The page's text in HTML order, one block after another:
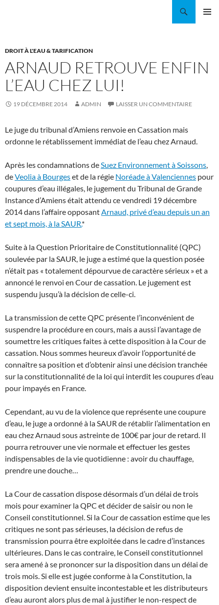
DROIT À L'EAU & TARIFICATION
ARNAUD RETROUVE ENFIN
L’EAU CHEZ LUI!
19 DÉCEMBRE 2014 ADMIN LAISSER UN COMMENTAIRE
Le juge du tribunal d’Amiens renvoie en Cassation mais
ordonne le rétablissement immédiat de l’eau chez Arnaud.
Après les condamnations deSuez Environnement à Soissons,
deVeolia à Bourgeset de la régie Noréade à Valenciennes pour
coupures d’eau illégales, le jugement du Tribunal de Grande
Instance d’Amiens était attendu ce vendredi 19 décembre
2014 dans l’affaire opposantArnaud, privé d’eau depuis un an
et sept mois, à la SAUR.*
Suite à la Question Prioritaire de Constitutionnalité (QPC)
soulevée par la SAUR, le juge a estimé que la question posée
n’était pas « totalement dépourvue de caractère sérieux » et a
annoncé le renvoi en Cour de cassation. Le jugement est
suspendu jusqu’à la décision de celle-ci.
La transmission de cette QPC présente l’inconvénient de
suspendre la procédure en cours, mais a aussi l’avantage de
soumettre les critiques faites à cette disposition à la Cour de
cassation. Nous sommes heureux d’avoir l’opportunité de
connaître sa position et d’obtenir ainsi une décision tranchée
sur la constitutionnalité de la loi qui interdit les coupures d’eau
pour impayés en France.
Cependant, au vu de la violence que représente une coupure
d’eau, le juge a ordonné à la SAUR de rétablir l’alimentation en
eau chez Arnaud sous astreinte de 100€ par jour de retard. Il
pourra retrouver une vie normale et effectuer les gestes
indispensables de la vie quotidienne : avoir du chauffage,
prendre une douche…
La Cour de cassation dispose désormais d’un délai de trois
mois pour examiner la QPC et décider de saisir ou non le
Conseil constitutionnel. Si la Cour de cassation estime que les
critiques ne sont pas sérieuses, la décision de refus de
transmission pourra être exploitée dans le cadre d’instances
ultérieures. Dans le cas contraire, le Conseil constitutionnel
sera amené à se prononcer sur la disposition dans un délai de
trois mois. Si elle est jugée conforme à la Constitution, la
disposition devient ensuite incontestable et les distributeurs
d’eau auront alors plus de mal à justifier le non-respect de